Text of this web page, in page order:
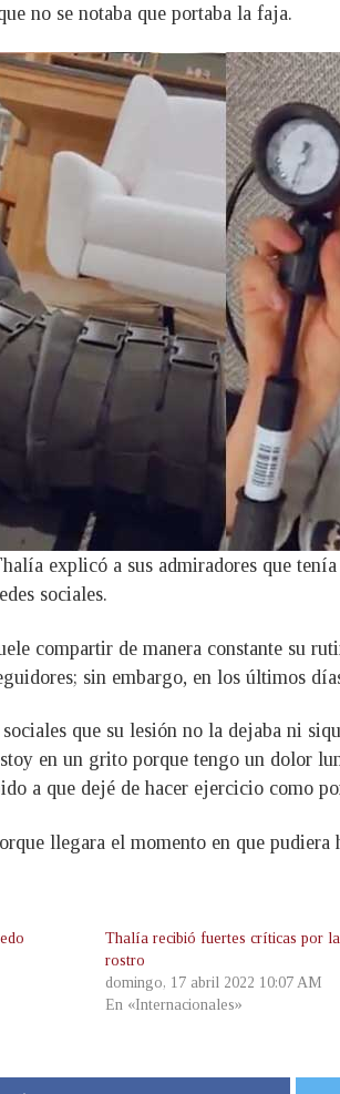
no se notaba que portaba la faja.
explicó a sus admiradores que
sociales.
compartir de manera constante su
sin embargo, en los últimos
que su lesión no la dejaba ni
en un grito porque tengo un dolor
a que dejé de hacer ejercicio como
llegara el momento en que
Thalía recibió fuertes críticas por
rostro
domingo, 17 abril 2022 10:07 AM
En «Internacionales»